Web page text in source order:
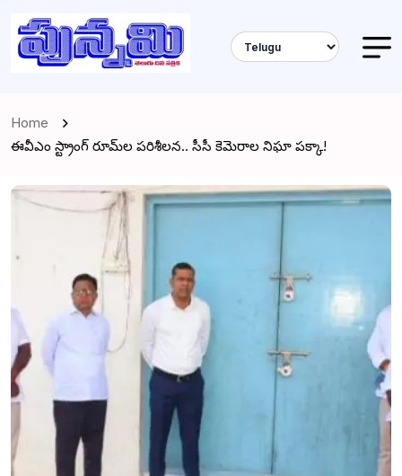
Home
ఈవీఎం స్ట్రాంగ్ రూమ్‌ల పరిశీలన.. సీసీ కెమెరాల నిఘా పక్కా!